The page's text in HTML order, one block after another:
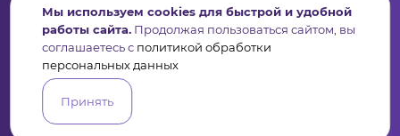
elkanko@ugranko.ru
628011, Россия, Ханты-Мансийский автономный округ – Югра,
г. Ханты-Мансийск, ул. Светлая 36
Мы используем cookies для быстрой и удобной
работы сайта. Продолжая пользоваться сайтом, вы
соглашаетесь с политикой обработки
персональных данных
Принять